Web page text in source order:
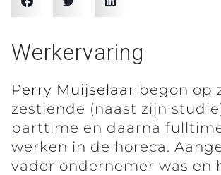
Werkervaring
Perry Muijselaar begon op
zestiende (naast zijn
parttime en daarna
werken in de horeca.
vader ondernemer was en